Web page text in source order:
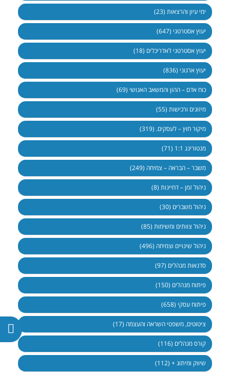
ימי עיון והרצאות (23)
יעוץ אסטרטגי (647)
יעוץ אסטרטגי לאדריכלים (18)
יעוץ ארגוני (836)
כוח אדם – ההון והמשאב האנושי (69)
מיזוגים ורכישות (55)
מיקור חוץ – לעסקים. (319)
מנטורינג 1:1 (71)
משבר – הבראה – צמיחה (249)
ניהול זמן – דחיינות (8)
ניהול משברים (30)
ניהול צוותים ומשימות (85)
ניהול שינויים וצמיחה (496)
סדנאות מנהלים (97)
פיתוח מנהלים (150)
פיתוח עסקי (658)
ציטוטים, משפטי השראה והעצמה (17)
קורס מנהלים (116)
שיווק ומיתוג + (112)